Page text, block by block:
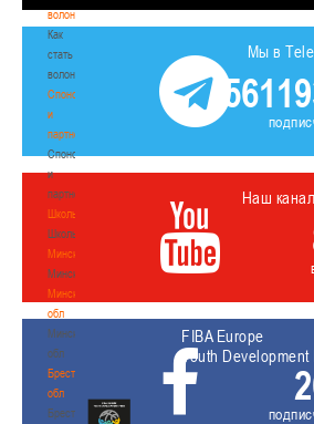
волонтером
Как
стать
волонтером
Спонсоры
и
партнеры
Спонсоры
и
партнеры
Школы
Школы
Минск
Минск
Минская
обл
Минская
обл
Брестская
обл
Брестская
Мы в
Наш
FIBA Europe
Youth Development